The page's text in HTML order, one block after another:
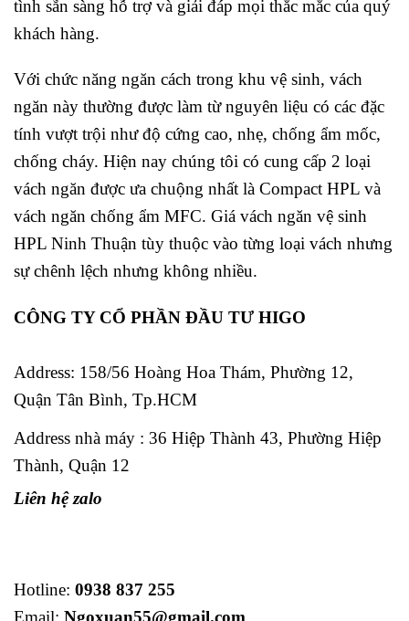
tình sẵn sàng hỗ trợ và giải đáp mọi thắc mắc của quý
khách hàng.
Với chức năng ngăn cách trong khu vệ sinh, vách
ngăn này thường được làm từ nguyên liệu có các đặc
tính vượt trội như độ cứng cao, nhẹ, chống ẩm mốc,
chống cháy. Hiện nay chúng tôi có cung cấp 2 loại
vách ngăn được ưa chuộng nhất là Compact HPL và
vách ngăn chống ẩm MFC. Giá vách ngăn vệ sinh
HPL Ninh Thuận tùy thuộc vào từng loại vách nhưng
sự chênh lệch nhưng không nhiều.
CÔNG TY CỔ PHẦN ĐẦU TƯ HIGO
Address: 158/56 Hoàng Hoa Thám, Phường 12,
Quận Tân Bình, Tp.HCM
Address nhà máy : 36 Hiệp Thành 43, Phường Hiệp
Thành, Quận 12
Liên hệ zalo
Hotline: 0938 837 255
Email: Ngoxuan55@gmail.com